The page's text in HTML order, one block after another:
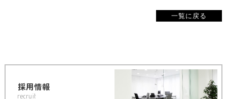
一覧に戻る
採用情報
recruit